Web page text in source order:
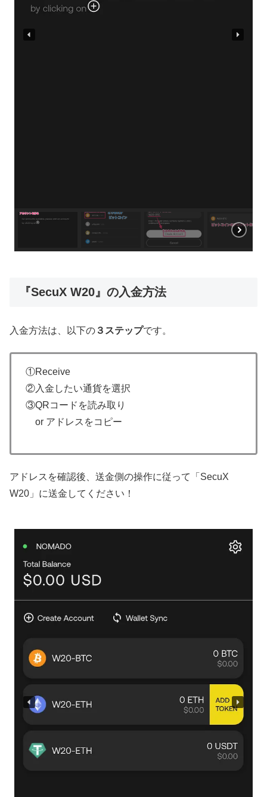
『SecuX W20』の入金方法
入金方法は、以下の ３ステップです。
①Receive
②入金したい通貨を選択
③QRコードを読み取り
or アドレスをコピー
アドレスを確認後、送金側の操作に従って「SecuX
W20」に送金してください！